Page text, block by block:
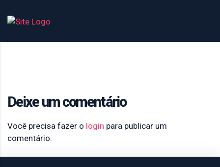
Deixe um comentário
Você precisa fazer o login para publicar um
comentário.